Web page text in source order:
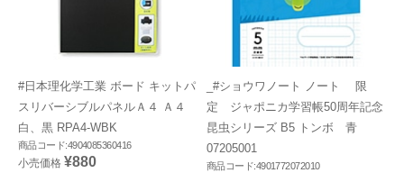
#日本理化学工業 ボード キットパ
スリバーシブルパネルＡ４ Ａ４
白、黒 RPA4-WBK
商品コード:4904085360416
小売価格 ¥880
_#ショウワノート ノート 限
定 ジャポニカ学習帳50周年記念
昆虫シリーズ B5 トンボ 青
07205001
商品コード:4901772072010